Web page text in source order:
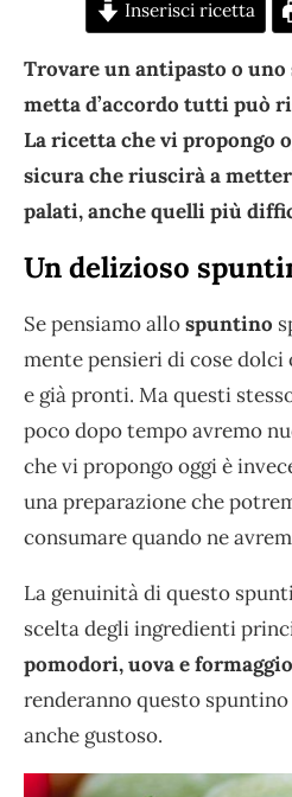
Inserisci ricetta
Trovare un antipasto o
metta d’accordo tutti può
La ricetta che vi propongo
sicura che riuscirà a
palati, anche quelli più
Un delizioso
Se pensiamo allospuntino
mente pensieri di cose
e già pronti. Ma questi
poco dopo tempo avremo
che vi propongo oggi è
una preparazione che
consumare quando ne
La genuinità di questo
scelta degli ingredienti
pomodori, uova e
renderanno questo
anche gustoso.